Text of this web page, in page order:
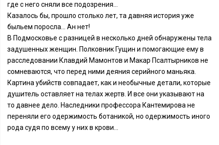
где с него сняли все подозрения…
Казалось бы, прошло столько лет, та давняя история уже
быльем поросла… Ан нет!
В Подмосковье с разницей в несколько дней обнаружены тела
задушенных женщин. Полковник Гущин и помогающие ему в
расследовании Клавдий Мамонтов и Макар Псалтырников не
сомневаются, что перед ними деяния серийного маньяка.
Картина убийств совпадает, как и необычные детали, которые
душитель оставляет на телах жертв. И все они указывают на
то давнее дело. Наследники профессора Кантемирова не
переняли его одержимость ботаникой, но одержимость иного
рода судя по всему у них в крови…